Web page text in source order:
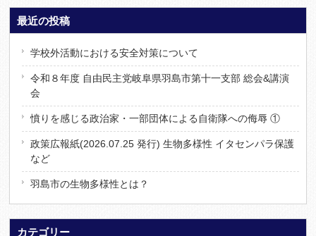
最近の投稿
学校外活動における安全対策について
令和８年度 自由民主党岐阜県羽島市第十一支部 総会&講演
会
憤りを感じる政治家・一部団体による自衛隊への侮辱 ①
政策広報紙(2026.07.25 発行) 生物多様性 イタセンパラ保護
など
羽島市の生物多様性とは？
カテゴリー